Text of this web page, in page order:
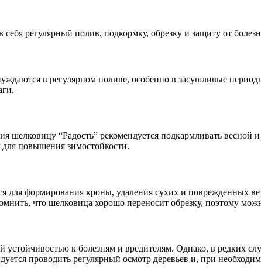
себя регулярный полив, подкормку, обрезку и защиту от
в регулярном поливе, особенно в засушливые
шелковицу “Радость” рекомендуется подкармливать
повышения зимостойкости.
для формирования кроны, удаления сухих и поврежденных
что шелковица хорошо переносит обрезку, поэтому
устойчивостью к болезням и вредителям. Однако, в редких
проводить регулярный осмотр деревьев и, при